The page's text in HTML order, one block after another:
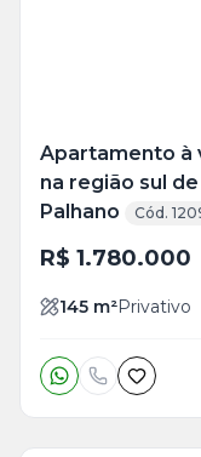
Apartamento à
na região sul
Palhano
Cód.
R$ 1.780.000
145 m²Privativo